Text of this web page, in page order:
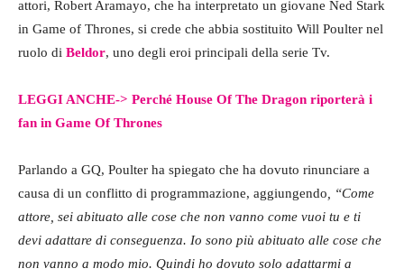
attori, Robert Aramayo, che ha interpretato un giovane Ned Stark
in Game of Thrones, si crede che abbia sostituito Will Poulter nel
ruolo di Beldor, uno degli eroi principali della serie Tv.
LEGGI ANCHE-> Perché House Of The Dragon riporterà i
fan in Game Of Thrones
Parlando a GQ, Poulter ha spiegato che ha dovuto rinunciare a
causa di un conflitto di programmazione, aggiungendo , “Come
attore, sei abituato alle cose che non vanno come vuoi tu e ti
devi adattare di conseguenza. Io sono più abituato alle cose che
non vanno a modo mio. Quindi ho dovuto solo adattarmi a